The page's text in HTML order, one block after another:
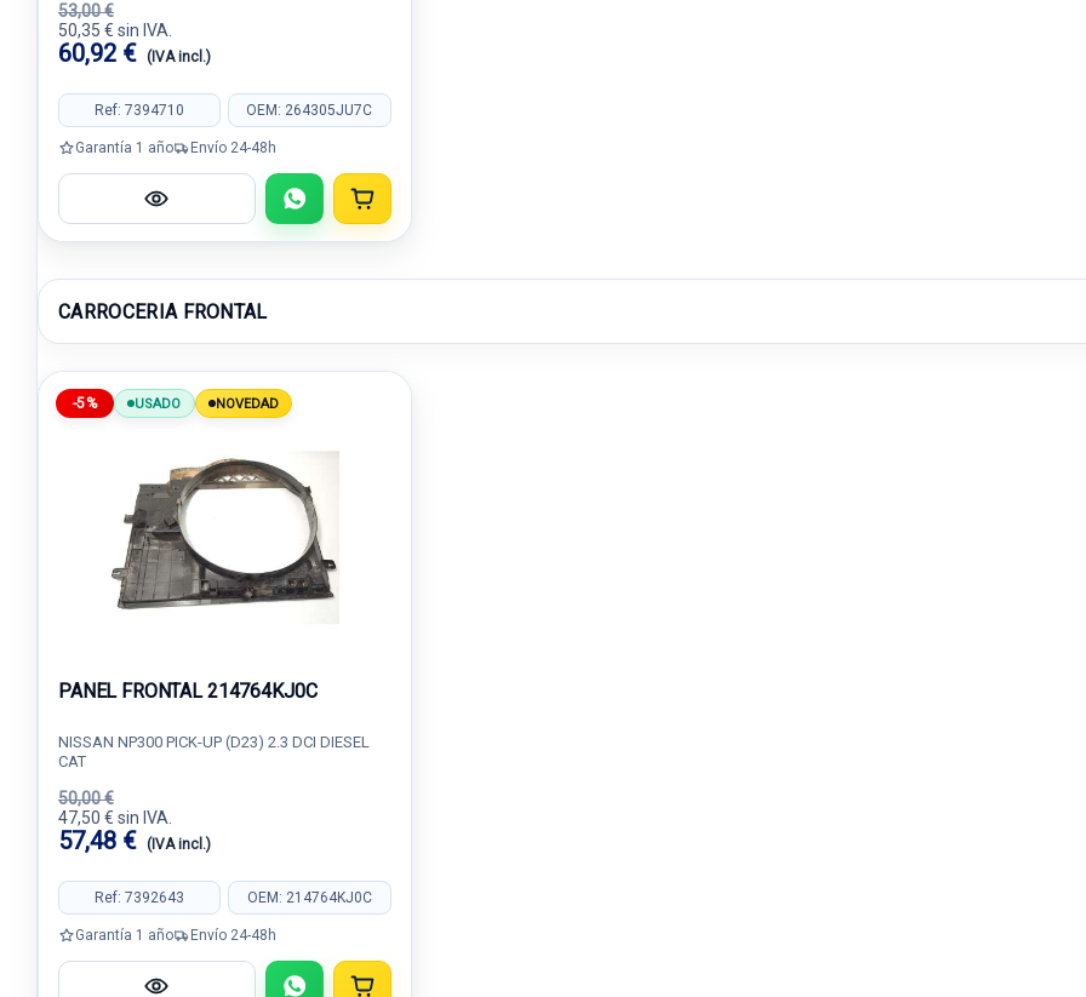
53,00 €
50,35 € sin IVA.
60,92 € (IVA incl.)
Ref: 7394710 OEM: 264305JU7C
Garantía 1 año Envío 24-48h
CARROCERIA FRONTAL
-5% USADO NOVEDAD
PANEL FRONTAL 214764KJ0C
NISSAN NP300 PICK-UP (D23) 2.3 DCI DIESEL
CAT
50,00 €
47,50 € sin IVA.
57,48 € (IVA incl.)
Ref: 7392643 OEM: 214764KJ0C
Garantía 1 año Envío 24-48h